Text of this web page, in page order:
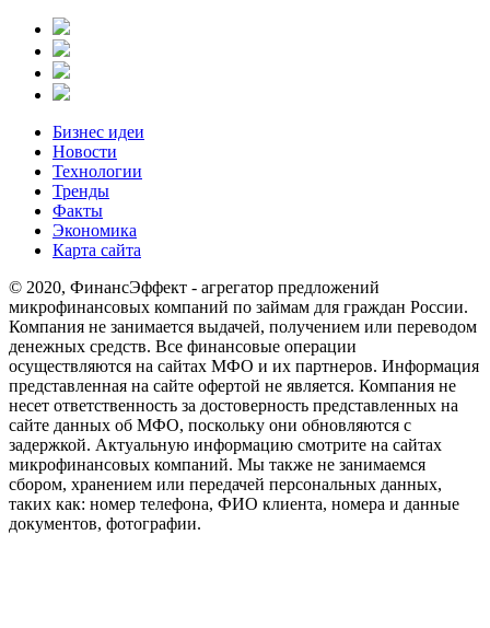
Бизнес идеи
Новости
Технологии
Тренды
Факты
Экономика
Карта сайта
© 2020, ФинансЭффект - агрегатор предложений
микрофинансовых компаний по займам для граждан России.
Компания не занимается выдачей, получением или переводом
денежных средств. Все финансовые операции
осуществляются на сайтах МФО и их партнеров. Информация
представленная на сайте офертой не является. Компания не
несет ответственность за достоверность представленных на
сайте данных об МФО, поскольку они обновляются с
задержкой. Актуальную информацию смотрите на сайтах
микрофинансовых компаний. Мы также не занимаемся
сбором, хранением или передачей персональных данных,
таких как: номер телефона, ФИО клиента, номера и данные
документов, фотографии.